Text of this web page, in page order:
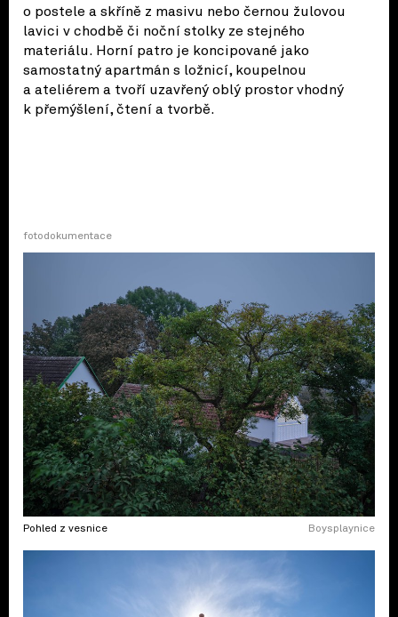
o postele a skříně z masivu nebo černou žulovou
lavici v chodbě či noční stolky ze stejného
materiálu. Horní patro je koncipované jako
samostatný apartmán s ložnicí, koupelnou
a ateliérem a tvoří uzavřený oblý prostor vhodný
k přemýšlení, čtení a tvorbě.
fotodokumentace
Pohled z vesnice Boysplaynice